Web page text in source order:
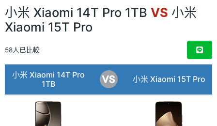
小米 Xiaomi 14T Pro 1TB VS 小米
Xiaomi 15T Pro
58人已比較
小米 Xiaomi 14T Pro
1TB
小米 Xiaomi 15T Pro